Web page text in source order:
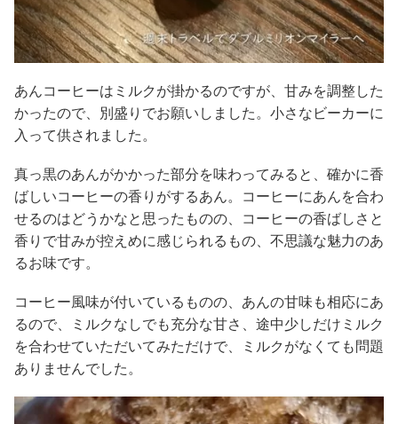
あんコーヒーはミルクが掛かるのですが、甘みを調整した
かったので、別盛りでお願いしました。小さなビーカーに
入って供されました。
真っ黒のあんがかかった部分を味わってみると、確かに香
ばしいコーヒーの香りがするあん。コーヒーにあんを合わ
せるのはどうかなと思ったものの、コーヒーの香ばしさと
香りで甘みが控えめに感じられるもの、不思議な魅力のあ
るお味です。
コーヒー風味が付いているものの、あんの甘味も相応にあ
るので、ミルクなしでも充分な甘さ、途中少しだけミルク
を合わせていただいてみただけで、ミルクがなくても問題
ありませんでした。